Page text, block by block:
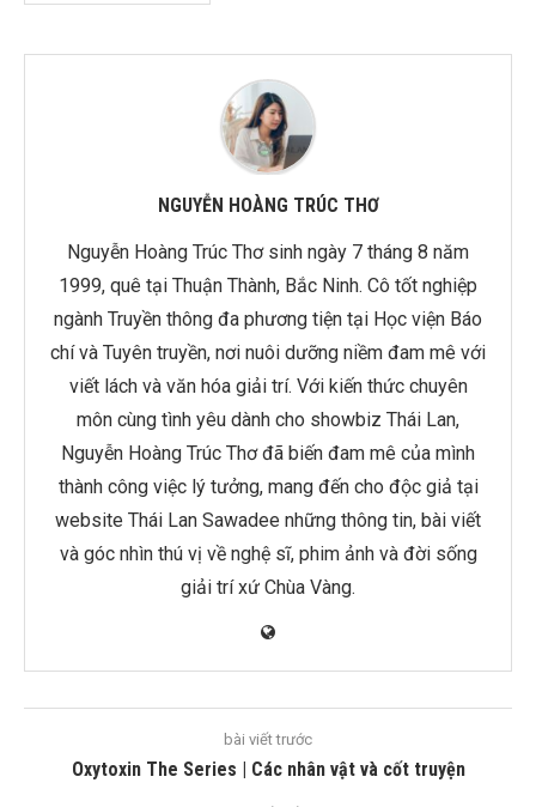
NGUYỄN HOÀNG TRÚC THƠ
Nguyễn Hoàng Trúc Thơ sinh ngày 7 tháng 8 năm
1999, quê tại Thuận Thành, Bắc Ninh. Cô tốt nghiệp
ngành Truyền thông đa phương tiện tại Học viện Báo
chí và Tuyên truyền, nơi nuôi dưỡng niềm đam mê với
viết lách và văn hóa giải trí. Với kiến thức chuyên
môn cùng tình yêu dành cho showbiz Thái Lan,
Nguyễn Hoàng Trúc Thơ đã biến đam mê của mình
thành công việc lý tưởng, mang đến cho độc giả tại
website Thái Lan Sawadee những thông tin, bài viết
và góc nhìn thú vị về nghệ sĩ, phim ảnh và đời sống
giải trí xứ Chùa Vàng.
bài viết trước
Oxytoxin The Series | Các nhân vật và cốt truyện